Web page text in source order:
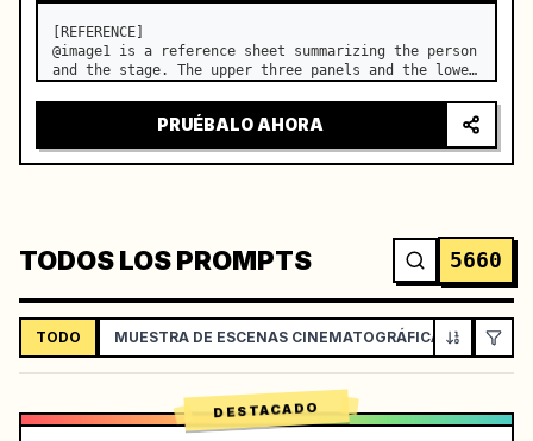
[REFERENCE]
@image1 is a reference sheet summarizing the person
and the stage. The upper three panels and the lower
the face, hair, body type, costume, and whole body
of the same woman appearing alone in the vi…
PRUÉBALO AHORA
TODOS LOS PROMPTS 5660
TODO MUESTRA DE ESCENAS CINEMATOGRÁFICAS VLOG
DESTACADO